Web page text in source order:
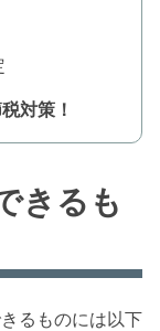
対策！
きるも
るものには以下